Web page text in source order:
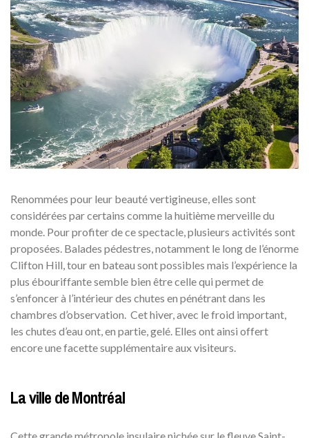
Renommées pour leur beauté vertigineuse, elles sont
considérées par certains comme la huitième merveille du
monde. Pour profiter de ce spectacle, plusieurs activités sont
proposées. Balades pédestres, notamment le long de l’énorme
Clifton Hill, tour en bateau sont possibles mais l’expérience la
plus ébouriffante semble bien être celle qui permet de
s’enfoncer à l’intérieur des chutes en pénétrant dans les
chambres d’observation. Cet hiver, avec le froid important,
les chutes d’eau ont, en partie, gelé. Elles ont ainsi offert
encore une facette supplémentaire aux visiteurs.
La ville de Montréal